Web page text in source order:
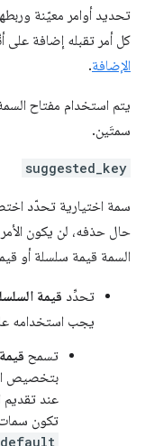
تحديد أوامر معيّنة
كل أمر تقبله إضافة على
الإضافة.
يتم استخدام مفتاح
سمتَين.
suggested_key
سمة اختيارية تحدّد
حال حذفه، لن يكون
السمة قيمة سلسلة أو
تحدِّد قيمة
يجب استخدامه
تسمح
بتخصيص
عند
تكون
default